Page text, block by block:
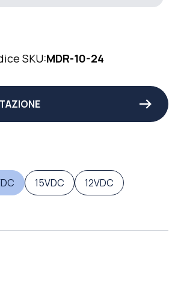
SKU:MDR-10-24
15VDC
12VDC